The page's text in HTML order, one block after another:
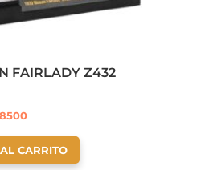
FAIRLADY Z432
CARRITO